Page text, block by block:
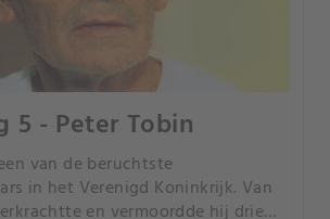
5 - Peter Tobin
van de beruchtste
in het Verenigd Koninkrijk. Van
en vermoordde hij drie